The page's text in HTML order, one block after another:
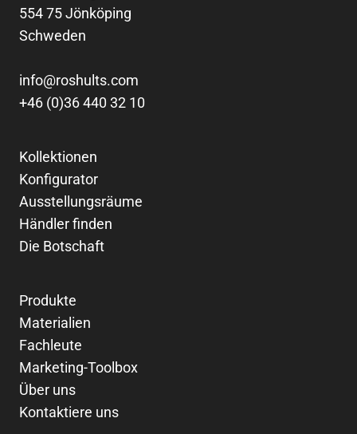
554 75 Jönköping
Schweden
info@roshults.com
+46 (0)36 440 32 10
Kollektionen
Konfigurator
Ausstellungsräume
Händler finden
Die Botschaft
Produkte
Materialien
Fachleute
Marketing-Toolbox
Über uns
Kontaktiere uns